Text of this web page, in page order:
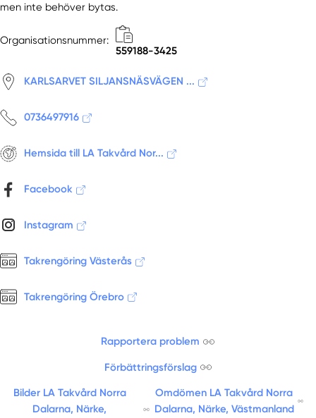
Kumla
men inte behöver bytas.
Organisationsnummer:
559188-3425
KARLSARVET SILJANSNÄSVÄGEN ...
0736497916
Hemsida till LA Takvård Nor...
Facebook
Instagram
Takrengöring Västerås
Takrengöring Örebro
Rapportera problem
Förbättringsförslag
Bilder LA Takvård Norra
Dalarna, Närke,
Omdömen LA Takvård Norra
Dalarna, Närke, Västmanland